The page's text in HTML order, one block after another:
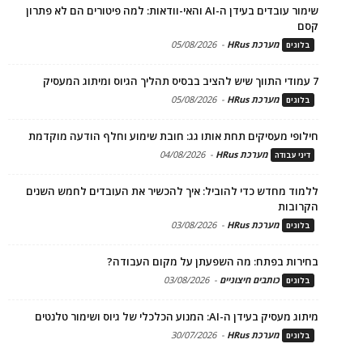
שימור עובדים בעידן ה-AI והאי-וודאות: למה פיטורים הם לא פתרון
קסם
בלוגים מערכת HRus -
05/08/2026
7 עמודי התווך שיש להציב בבסיס תהליך הגיוס ומיתוג המעסיק
בלוגים מערכת HRus -
05/08/2026
חילופי מעסיקים תחת אותו גג: חובת שימוע וחלף הודעה מוקדמת
דיני עבודה מערכת HRus -
04/08/2026
ללמוד מחדש כדי להוביל: איך להכשיר את העובדים לחמש השנים
הקרובות
בלוגים מערכת HRus -
03/08/2026
בחירות בפתח: מה השפעתן על מקום העבודה?
בלוגים כותבים חיצוניים -
03/08/2026
מיתוג מעסיק בעידן ה-AI: המנוע הכלכלי של גיוס ושימור טלנטים
בלוגים מערכת HRus -
30/07/2026